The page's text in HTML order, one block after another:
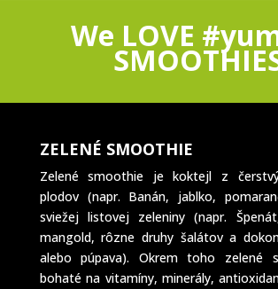
We LOVE
ZELENÉ SMOOTHIE
Zelené smoothie je koktejl z
plodov (napr. Banán, jablko,
sviežej listovej zeleniny (napr.
mangold, rôzne druhy šalátov a
alebo púpava). Okrem toho zelené
bohaté na vitamíny, minerály,